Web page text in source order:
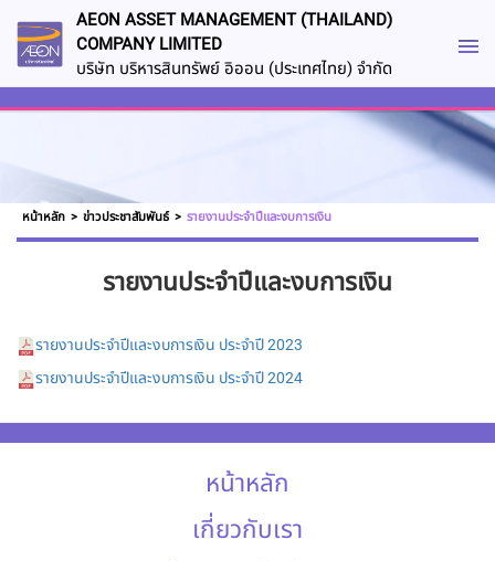
AEON ASSET MANAGEMENT (THAILAND)
COMPANY LIMITED
บริษัท บริหารสินทรัพย์ อิออน (ประเทศไทย) จำกัด
หน้าหลัก > ข่าวประชาสัมพันธ์ > รายงานประจำปีและงบการเงิน
รายงานประจำปีและงบการเงิน
รายงานประจำปีและงบการเงิน ประจำปี 2023
รายงานประจำปีและงบการเงิน ประจำปี 2024
หน้าหลัก
เกี่ยวกับเรา